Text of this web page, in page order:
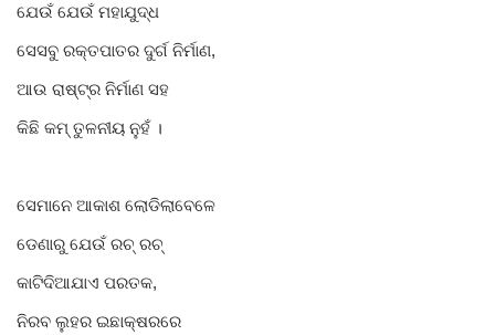
ଯେଉଁ ଯେଉଁ ମହାଯୁଦ୍ଧ
ସେସବୁ ରକ୍ତପାତର ଦୁର୍ଗ ନିର୍ମାଣ,
ଆଉ ରାଷ୍ଟ୍ର ନିର୍ମାଣ ସହ
କିଛି କମ୍ ତୁଳନୀୟ ନୁହଁ ।
ସେମାନେ ଆକାଶ ଲୋଡିଲାବେଳେ
ଡେଣାରୁ ଯେଉଁ ରଚ୍ ରଚ୍
କାଟିଦିଆଯାଏ ପରତକ,
ନିରବ ଲୁହର ଇଛାକ୍ଷରରେ